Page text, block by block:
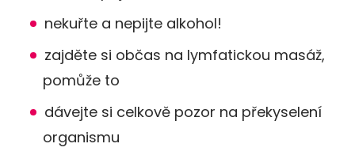
nekuřte a nepijte alkohol!
zajděte si občas na lymfatickou masáž,
pomůže to
dávejte si celkově pozor na překyselení
organismu